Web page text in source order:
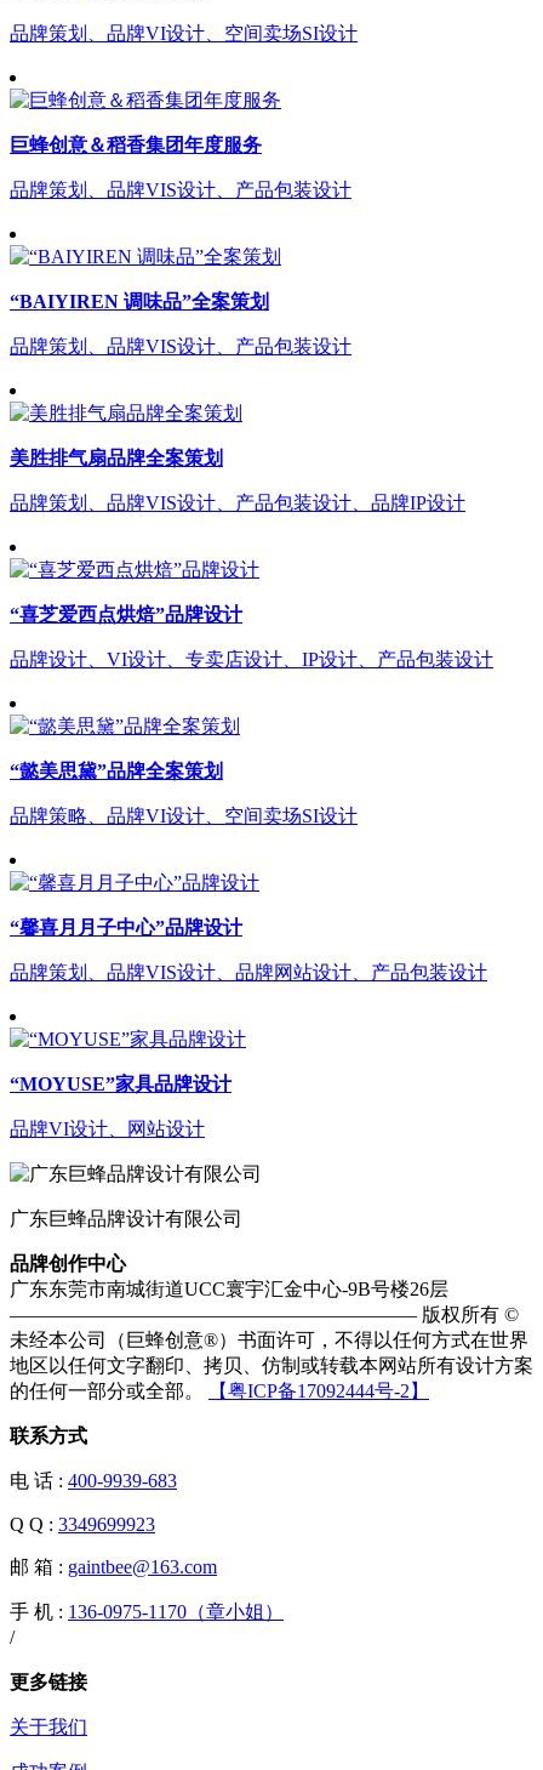
品牌策划、品牌VI设计、空间卖场SI设计
巨蜂创意＆稻香集团年度服务
品牌策划、品牌VIS设计、产品包装设计
“BAIYIREN 调味品”全案策划
品牌策划、品牌VIS设计、产品包装设计
美胜排气扇品牌全案策划
品牌策划、品牌VIS设计、产品包装设计、品牌IP设计
“喜芝爱西点烘焙”品牌设计
品牌设计、VI设计、专卖店设计、IP设计、产品包装设计
“懿美思黛”品牌全案策划
品牌策略、品牌VI设计、空间卖场SI设计
“馨喜月月子中心”品牌设计
品牌策划、品牌VIS设计、品牌网站设计、产品包装设计
“MOYUSE”家具品牌设计
品牌VI设计、网站设计
广东巨蜂品牌设计有限公司
品牌创作中心
广东东莞市南城街道UCC寰宇汇金中心-9B号楼26层
————————————————————— 版权所有 ©
未经本公司（巨蜂创意®）书面许可，不得以任何方式在世界
地区以任何文字翻印、拷贝、仿制或转载本网站所有设计方案
的任何一部分或全部。
【粤ICP备17092444号-2】
联系方式
电 话 : 400-9939-683
Q Q : 3349699923
邮 箱 : gaintbee@163.com
手 机 : 136-0975-1170（章小姐）
/
更多链接
关于我们